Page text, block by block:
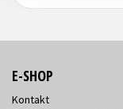
E-SHOP
Kontakt